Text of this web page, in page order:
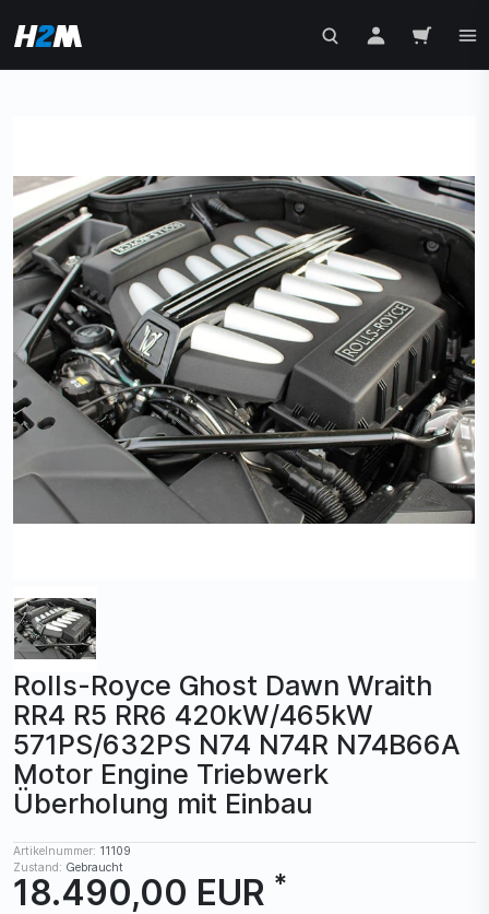
Rolls-Royce Ghost Dawn Wraith
RR4 R5 RR6 420kW/465kW
571PS/632PS N74 N74R N74B66A
Motor Engine Triebwerk
Überholung mit Einbau
Artikelnummer: 11109
Zustand: Gebraucht
18.490,00 EUR *